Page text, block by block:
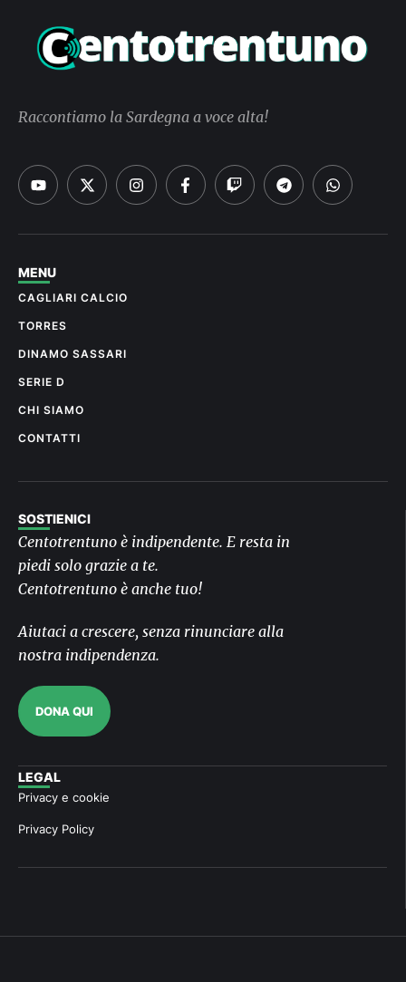
Raccontiamo la Sardegna a voce alta!
MENU
CAGLIARI CALCIO
TORRES
DINAMO SASSARI
SERIE D
CHI SIAMO
CONTATTI
SOSTIENICI
Centotrentuno è indipendente. E resta in
piedi solo grazie a te.
Centotrentuno è anche tuo!
Aiutaci a crescere, senza rinunciare alla
nostra indipendenza.
DONA QUI
LEGAL
Privacy e cookie
Privacy Policy